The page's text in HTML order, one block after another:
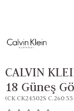
CALVIN
18 Güneş
(CK CK24502S C.260